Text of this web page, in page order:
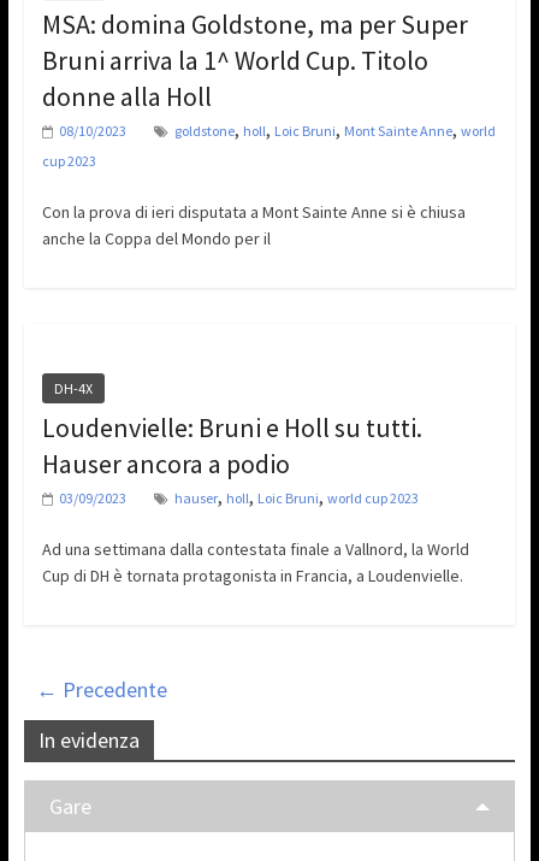
MSA: domina Goldstone, ma per Super
Bruni arriva la 1^ World Cup. Titolo
donne alla Holl
08/10/2023 goldstone, holl, Loic Bruni, Mont Sainte Anne, world
cup 2023
Con la prova di ieri disputata a Mont Sainte Anne si è chiusa
anche la Coppa del Mondo per il
DH-4X
Loudenvielle: Bruni e Holl su tutti.
Hauser ancora a podio
03/09/2023 hauser, holl, Loic Bruni, world cup 2023
Ad una settimana dalla contestata finale a Vallnord, la World
Cup di DH è tornata protagonista in Francia, a Loudenvielle.
← Precedente
In evidenza
Gare